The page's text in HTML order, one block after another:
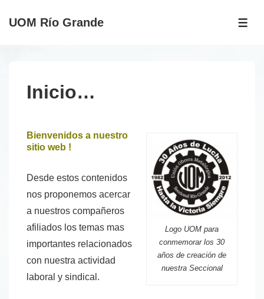
Saltar
UOM Río Grande
Inicio…
Logo UOM para
conmemorar los 30
años de creación de
nuestra Seccional
Bienvenidos a nuestro
sitio web !
Desde estos contenidos
nos proponemos acercar
a nuestros compañeros
afiliados los temas mas
importantes relacionados
con nuestra actividad
laboral y sindical.